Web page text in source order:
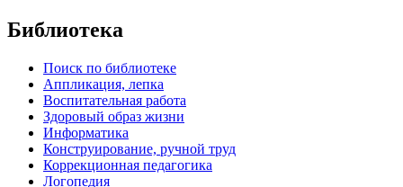
Библиотека
Поиск по библиотеке
Аппликация, лепка
Воспитательная работа
Здоровый образ жизни
Информатика
Конструирование, ручной труд
Коррекционная педагогика
Логопедия